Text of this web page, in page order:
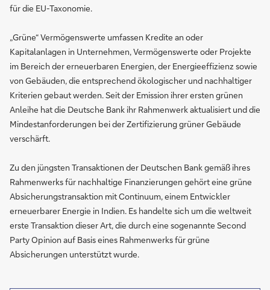
für die EU-Taxonomie.
„Grüne“ Vermögenswerte umfassen Kredite an oder
Kapitalanlagen in Unternehmen, Vermögenswerte oder Projekte
im Bereich der erneuerbaren Energien, der Energieeffizienz sowie
von Gebäuden, die entsprechend ökologischer und nachhaltiger
Kriterien gebaut werden. Seit der Emission ihrer ersten grünen
Anleihe hat die Deutsche Bank ihr Rahmenwerk aktualisiert und die
Mindestanforderungen bei der Zertifizierung grüner Gebäude
verschärft.
Zu den jüngsten Transaktionen der Deutschen Bank gemäß ihres
Rahmenwerks für nachhaltige Finanzierungen gehört eine grüne
Absicherungstransaktion mit Continuum, einem Entwickler
erneuerbarer Energie in Indien. Es handelte sich um die weltweit
erste Transaktion dieser Art, die durch eine sogenannte Second
Party Opinion auf Basis eines Rahmenwerks für grüne
Absicherungen unterstützt wurde.